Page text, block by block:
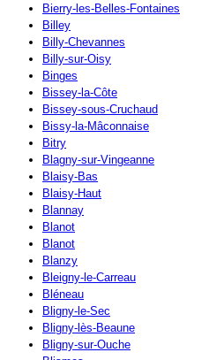
Bierry-les-Belles-Fontaines
Billey
Billy-Chevannes
Billy-sur-Oisy
Binges
Bissey-la-Côte
Bissey-sous-Cruchaud
Bissy-la-Mâconnaise
Bitry
Blagny-sur-Vingeanne
Blaisy-Bas
Blaisy-Haut
Blannay
Blanot
Blanot
Blanzy
Bleigny-le-Carreau
Bléneau
Bligny-le-Sec
Bligny-lès-Beaune
Bligny-sur-Ouche